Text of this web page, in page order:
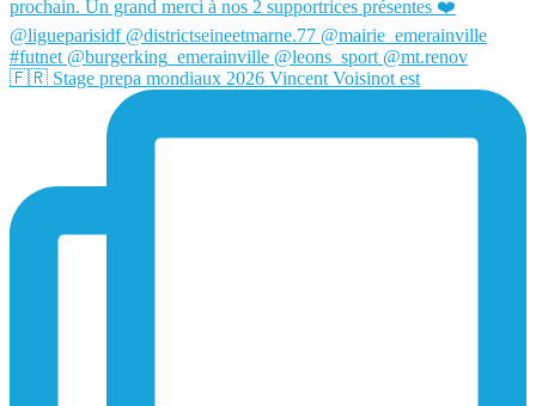
🇫🇷 Stage prepa mondiaux 2026 Vincent Voisinot est